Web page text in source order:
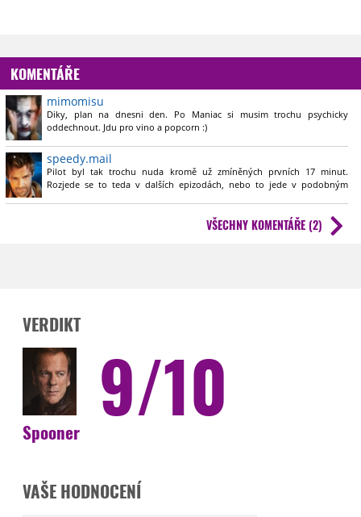
KOMENTÁŘE
mimomisu
Diky, plan na dnesni den. Po Maniac si musim trochu psychicky
oddechnout. Jdu pro vino a popcorn :)
speedy.mail
Pilot byl tak trochu nuda kromě už zmíněných prvních 17 minut.
Rozjede se to teda v dalších epizodách, nebo to jede v podobným
VŠECHNY KOMENTÁŘE (2)
VERDIKT
9/10
Spooner
VAŠE HODNOCENÍ